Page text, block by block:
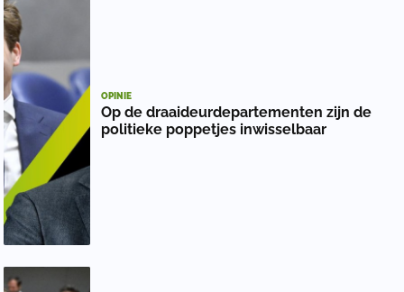
OPINIE
Op de draaideurdepartementen zijn de
politieke poppetjes inwisselbaar